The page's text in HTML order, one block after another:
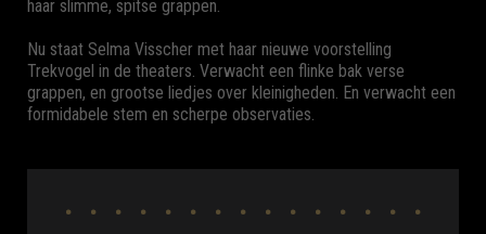
haar slimme, spitse grappen.
Nu staat Selma Visscher met haar nieuwe voorstelling
Trekvogel in de theaters. Verwacht een flinke bak verse
grappen, en grootse liedjes over kleinigheden. En verwacht een
formidabele stem en scherpe observaties.